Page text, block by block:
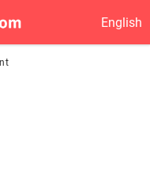
English